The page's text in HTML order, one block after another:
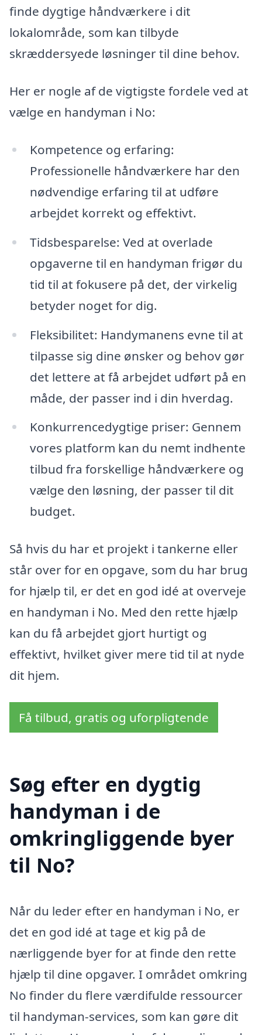
finde dygtige håndværkere i dit
lokalområde, som kan tilbyde
skræddersyede løsninger til dine behov.
Her er nogle af de vigtigste fordele ved at
vælge en handyman i No:
Kompetence og erfaring:
Professionelle håndværkere har den
nødvendige erfaring til at udføre
arbejdet korrekt og effektivt.
Tidsbesparelse: Ved at overlade
opgaverne til en handyman frigør du
tid til at fokusere på det, der virkelig
betyder noget for dig.
Fleksibilitet: Handymanens evne til at
tilpasse sig dine ønsker og behov gør
det lettere at få arbejdet udført på en
måde, der passer ind i din hverdag.
Konkurrencedygtige priser: Gennem
vores platform kan du nemt indhente
tilbud fra forskellige håndværkere og
vælge den løsning, der passer til dit
budget.
Så hvis du har et projekt i tankerne eller
står over for en opgave, som du har brug
for hjælp til, er det en god idé at overveje
en handyman i No. Med den rette hjælp
kan du få arbejdet gjort hurtigt og
effektivt, hvilket giver mere tid til at nyde
dit hjem.
Få tilbud, gratis og uforpligtende
Søg efter en dygtig
handyman i de
omkringliggende byer
til No?
Når du leder efter en handyman i No, er
det en god idé at tage et kig på de
nærliggende byer for at finde den rette
hjælp til dine opgaver. I området omkring
No finder du flere værdifulde ressourcer
til handyman-services, som kan gøre dit